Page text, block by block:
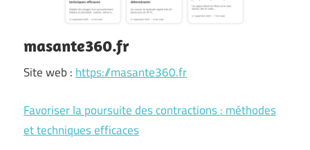
masante360.fr
Site web : https://masante360.fr
Favoriser la poursuite des contractions : méthodes
et techniques efficaces